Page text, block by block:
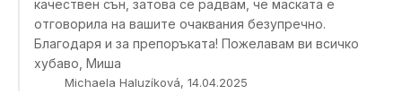
качествен сън, затова се радвам, че маската е
отговорила на вашите очаквания безупречно.
Благодаря и за препоръката! Пожелавам ви всичко
хубаво, Миша
Michaela Haluzíková, 14.04.2025